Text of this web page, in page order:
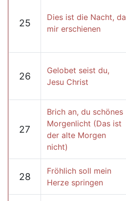
25
Dies ist die Nacht, da
mir erschienen
26
Gelobet seist du,
Jesu Christ
27
Brich an, du schönes
Morgenlicht (Das ist
der alte Morgen
nicht)
28
Fröhlich soll mein
Herze springen